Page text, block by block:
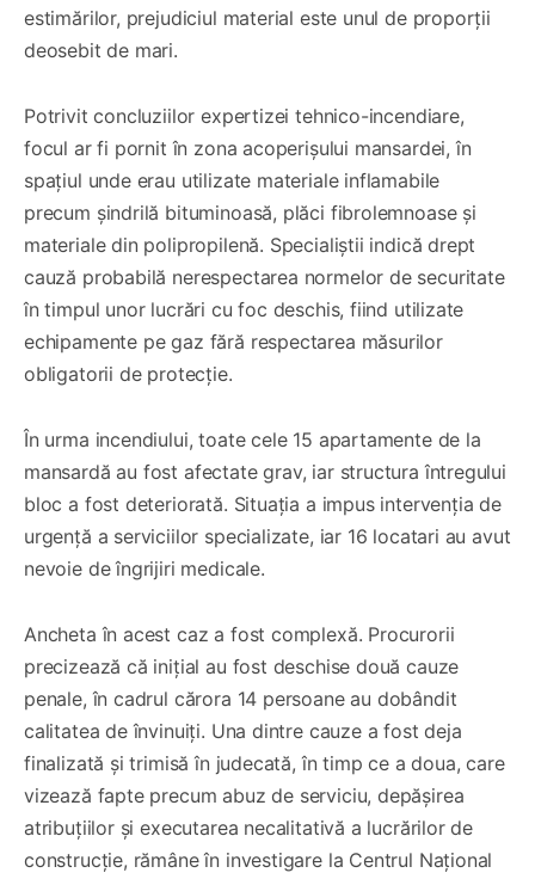
estimărilor, prejudiciul material este unul de proporții
deosebit de mari.
Potrivit concluziilor expertizei tehnico-incendiare,
focul ar fi pornit în zona acoperișului mansardei, în
spațiul unde erau utilizate materiale inflamabile
precum șindrilă bituminoasă, plăci fibrolemnoase și
materiale din polipropilenă. Specialiștii indică drept
cauză probabilă nerespectarea normelor de securitate
în timpul unor lucrări cu foc deschis, fiind utilizate
echipamente pe gaz fără respectarea măsurilor
obligatorii de protecție.
În urma incendiului, toate cele 15 apartamente de la
mansardă au fost afectate grav, iar structura întregului
bloc a fost deteriorată. Situația a impus intervenția de
urgență a serviciilor specializate, iar 16 locatari au avut
nevoie de îngrijiri medicale.
Ancheta în acest caz a fost complexă. Procurorii
precizează că inițial au fost deschise două cauze
penale, în cadrul cărora 14 persoane au dobândit
calitatea de învinuiți. Una dintre cauze a fost deja
finalizată și trimisă în judecată, în timp ce a doua, care
vizează fapte precum abuz de serviciu, depășirea
atribuțiilor și executarea necalitativă a lucrărilor de
construcție, rămâne în investigare la Centrul Național